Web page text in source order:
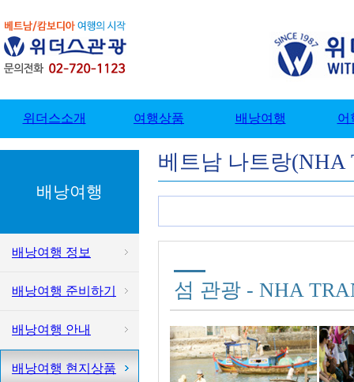
배낭여행
배낭여행 정보
배낭여행 준비하기
배낭여행 안내
배낭여행 현지상품
베트남 나트랑(NHA
섬 관광 - NHA